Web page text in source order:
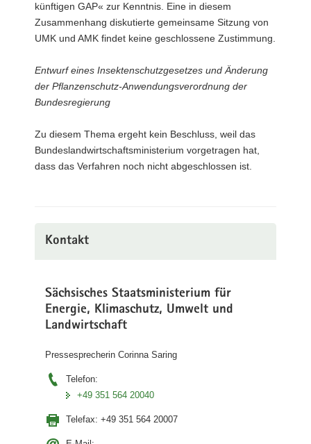
künftigen GAP« zur Kenntnis. Eine in diesem
Zusammenhang diskutierte gemeinsame Sitzung von
UMK und AMK findet keine geschlossene Zustimmung.
Entwurf eines Insektenschutzgesetzes und Änderung
der Pflanzenschutz-Anwendungsverordnung der
Bundesregierung
Zu diesem Thema ergeht kein Beschluss, weil das
Bundeslandwirtschaftsministerium vorgetragen hat,
dass das Verfahren noch nicht abgeschlossen ist.
Kontakt
Sächsisches Staatsministerium für
Energie, Klimaschutz, Umwelt und
Landwirtschaft
Pressesprecherin Corinna Saring
Telefon:
+49 351 564 20040
Telefax: +49 351 564 20007